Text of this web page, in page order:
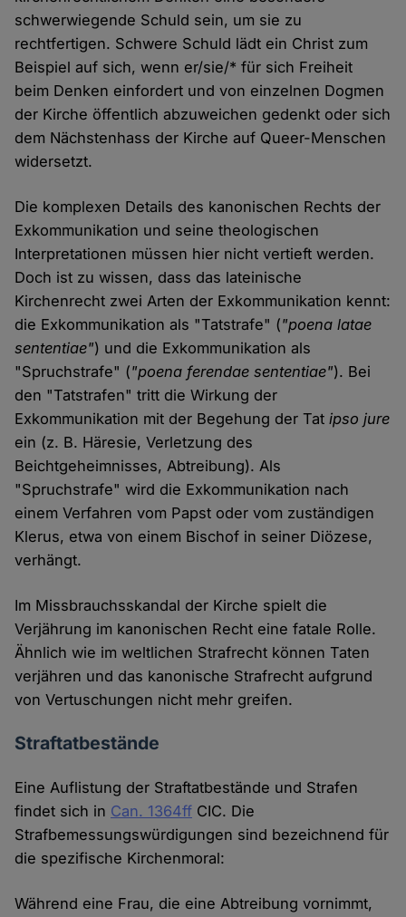
schwerwiegende Schuld sein, um sie zu
rechtfertigen. Schwere Schuld lädt ein Christ zum
Beispiel auf sich, wenn er/sie/* für sich Freiheit
beim Denken einfordert und von einzelnen Dogmen
der Kirche öffentlich abzuweichen gedenkt oder sich
dem Nächstenhass der Kirche auf Queer-Menschen
widersetzt.
Die komplexen Details des kanonischen Rechts der
Exkommunikation und seine theologischen
Interpretationen müssen hier nicht vertieft werden.
Doch ist zu wissen, dass das lateinische
Kirchenrecht zwei Arten der Exkommunikation kennt:
die Exkommunikation als "Tatstrafe" ("poena latae
sententiae") und die Exkommunikation als
"Spruchstrafe" ("poena ferendae sententiae"). Bei
den "Tatstrafen" tritt die Wirkung der
Exkommunikation mit der Begehung der Tatipso jure
ein (z. B. Häresie, Verletzung des
Beichtgeheimnisses, Abtreibung). Als
"Spruchstrafe" wird die Exkommunikation nach
einem Verfahren vom Papst oder vom zuständigen
Klerus, etwa von einem Bischof in seiner Diözese,
verhängt.
Im Missbrauchsskandal der Kirche spielt die
Verjährung im kanonischen Recht eine fatale Rolle.
Ähnlich wie im weltlichen Strafrecht können Taten
verjähren und das kanonische Strafrecht aufgrund
von Vertuschungen nicht mehr greifen.
Straftatbestände
Eine Auflistung der Straftatbestände und Strafen
findet sich in Can. 1364ff CIC. Die
Strafbemessungswürdigungen sind bezeichnend für
die spezifische Kirchenmoral:
Während eine Frau, die eine Abtreibung vornimmt,